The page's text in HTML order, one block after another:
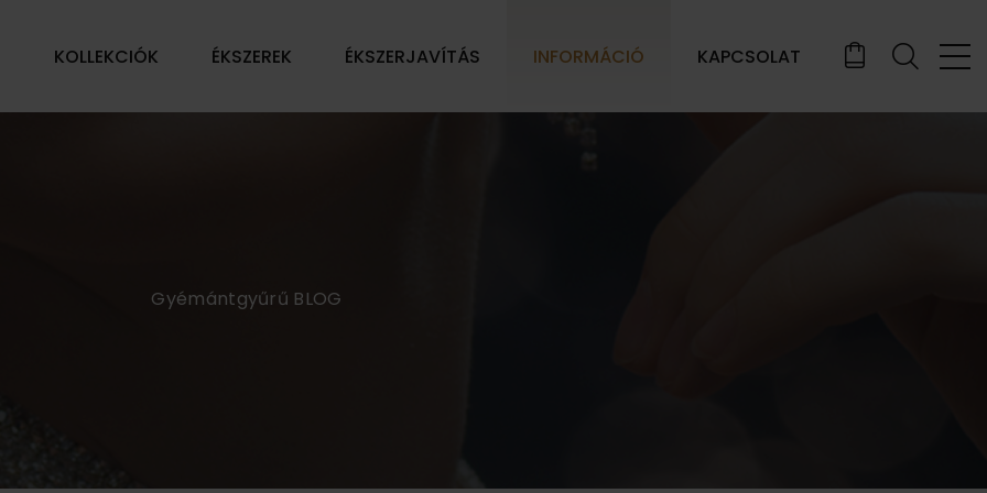
KOLLEKCIÓK ÉKSZEREK ÉKSZERJAVÍTÁS INFORMÁCIÓ KAPCSOLAT
Gyémántgyűrű BLOG